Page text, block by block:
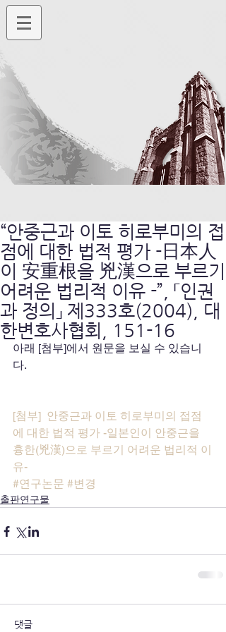
“안중근과 이토 히로부미의 접
점에 대한 법적 평가 -日本人
이 安重根을 兇漢으로 부르기
어려운 법리적 이유 -”, 「인권
과 정의」 제333호(2004), 대
한변호사협회, 151-16
아래 [첨부]에서 원문을 보실 수 있습니
다.
[첨부]  안중근과 이토 히로부미의 접점
에 대한 법적 평가 -일본인이 안중근을
흉한(兇漢)으로 부르기 어려운 법리적 이
유-
#연구논문 #변경
출판연구물
댓글